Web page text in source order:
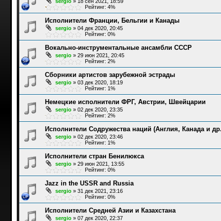
Рейтинг: 4%
Исполнители Франции, Бельгии и Канады
sergio» 04 дек 2020, 20:45
Рейтинг: 0%
Вокально-инструментальные ансамбли СССР
sergio» 29 июн 2021, 20:45
Рейтинг: 2%
Сборники артистов зарубежной эстрады
sergio» 03 дек 2020, 18:19
Рейтинг: 1%
Немецкие исполнители ФРГ, Австрии, Швейцарии
sergio» 02 дек 2020, 23:35
Рейтинг: 2%
Исполнители Содружества наций (Англия, Канада и
sergio» 02 дек 2020, 23:46
Рейтинг: 1%
Исполнители стран Бенилюкса
sergio» 29 июн 2021, 13:55
Рейтинг: 0%
Jazz in the USSR and Russia
sergio» 31 дек 2021, 23:16
Рейтинг: 0%
Исполнители Средней Азии и Казахстана
sergio» 07 дек 2020, 22:37